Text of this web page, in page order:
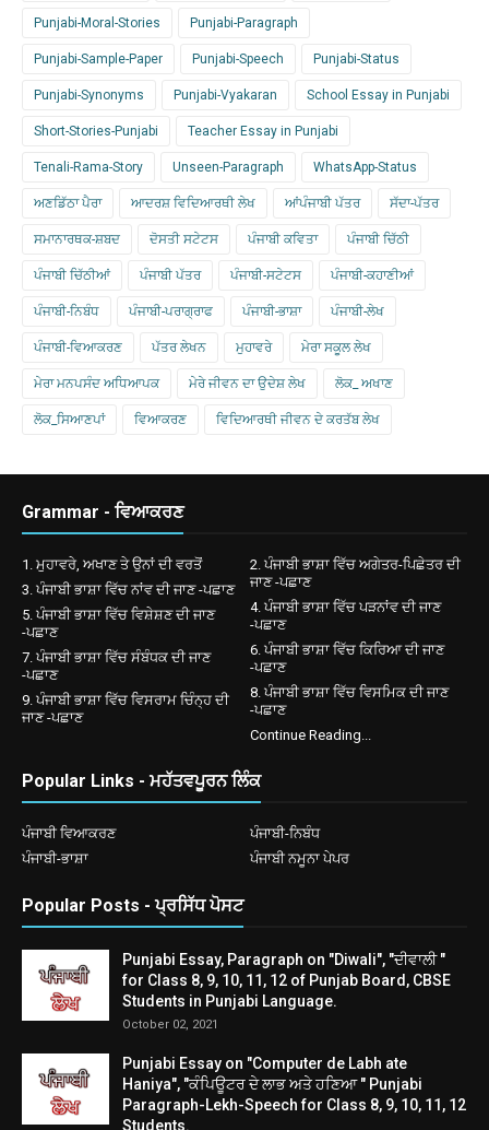
Punjabi-Moral-Stories Punjabi-Paragraph
Punjabi-Sample-Paper Punjabi-Speech Punjabi-Status
Punjabi-Synonyms Punjabi-Vyakaran School Essay in Punjabi
Short-Stories-Punjabi Teacher Essay in Punjabi
Tenali-Rama-Story Unseen-Paragraph WhatsApp-Status
ਅਣਡਿੱਠਾ ਪੈਰਾ ਆਦਰਸ਼ ਵਿਦਿਆਰਥੀ ਲੇਖ ਆਂਪੰਜਾਬੀ ਪੱਤਰ ਸੱਦਾ-ਪੱਤਰ
ਸਮਾਨਾਰਥਕ-ਸ਼ਬਦ ਦੋਸਤੀ ਸਟੇਟਸ ਪੰਜਾਬੀ ਕਵਿਤਾ ਪੰਜਾਬੀ ਚਿੱਠੀ
ਪੰਜਾਬੀ ਚਿੱਠੀਆਂ ਪੰਜਾਬੀ ਪੱਤਰ ਪੰਜਾਬੀ-ਸਟੇਟਸ ਪੰਜਾਬੀ-ਕਹਾਣੀਆਂ
ਪੰਜਾਬੀ-ਨਿਬੰਧ ਪੰਜਾਬੀ-ਪਰਾਗ੍ਰਾਫ ਪੰਜਾਬੀ-ਭਾਸ਼ਾ ਪੰਜਾਬੀ-ਲੇਖ
ਪੰਜਾਬੀ-ਵਿਆਕਰਣ ਪੱਤਰ ਲੇਖਨ ਮੁਹਾਵਰੇ ਮੇਰਾ ਸਕੂਲ ਲੇਖ
ਮੇਰਾ ਮਨਪਸੰਦ ਅਧਿਆਪਕ ਮੇਰੇ ਜੀਵਨ ਦਾ ਉਦੇਸ਼ ਲੇਖ ਲੋਕ_ ਅਖਾਣ
ਲੋਕ_ਸਿਆਣਪਾਂ ਵਿਆਕਰਣ ਵਿਦਿਆਰਥੀ ਜੀਵਨ ਦੇ ਕਰਤੱਬ ਲੇਖ
Grammar - ਵਿਆਕਰਣ
1. ਮੁਹਾਵਰੇ, ਅਖਾਣ ਤੇ ਉਨਾਂ ਦੀ ਵਰਤੋਂ
2. ਪੰਜਾਬੀ ਭਾਸ਼ਾ ਵਿੱਚ ਅਗੇਤਰ-ਪਿਛੇਤਰ ਦੀ
ਜਾਣ -ਪਛਾਣ
3. ਪੰਜਾਬੀ ਭਾਸ਼ਾ ਵਿੱਚ ਨਾਂਵ ਦੀ ਜਾਣ -ਪਛਾਣ
4. ਪੰਜਾਬੀ ਭਾਸ਼ਾ ਵਿੱਚ ਪੜਨਾਂਵ ਦੀ ਜਾਣ
-ਪਛਾਣ
5. ਪੰਜਾਬੀ ਭਾਸ਼ਾ ਵਿੱਚ ਵਿਸ਼ੇਸ਼ਣ ਦੀ ਜਾਣ
-ਪਛਾਣ
6. ਪੰਜਾਬੀ ਭਾਸ਼ਾ ਵਿੱਚ ਕਿਰਿਆ ਦੀ ਜਾਣ
-ਪਛਾਣ
7. ਪੰਜਾਬੀ ਭਾਸ਼ਾ ਵਿੱਚ ਸੰਬੰਧਕ ਦੀ ਜਾਣ
-ਪਛਾਣ
8. ਪੰਜਾਬੀ ਭਾਸ਼ਾ ਵਿੱਚ ਵਿਸਮਿਕ ਦੀ ਜਾਣ
-ਪਛਾਣ
9. ਪੰਜਾਬੀ ਭਾਸ਼ਾ ਵਿੱਚ ਵਿਸਰਾਮ ਚਿੰਨ੍ਹ ਦੀ
ਜਾਣ -ਪਛਾਣ
Continue Reading...
Popular Links - ਮਹੱਤਵਪੂਰਨ ਲਿੰਕ
ਪੰਜਾਬੀ ਵਿਆਕਰਣ
ਪੰਜਾਬੀ-ਨਿਬੰਧ
ਪੰਜਾਬੀ-ਭਾਸ਼ਾ
ਪੰਜਾਬੀ ਨਮੂਨਾ ਪੇਪਰ
Popular Posts - ਪ੍ਰਸਿੱਧ ਪੋਸਟ
Punjabi Essay, Paragraph on "Diwali", "ਦੀਵਾਲੀ "
for Class 8, 9, 10, 11, 12 of Punjab Board, CBSE
Students in Punjabi Language.
October 02, 2021
Punjabi Essay on "Computer de Labh ate
Haniya", "ਕੰਪਿਊਟਰ ਦੇ ਲਾਭ ਅਤੇ ਹਣਿਆ " Punjabi
Paragraph-Lekh-Speech for Class 8, 9, 10, 11, 12
Students.